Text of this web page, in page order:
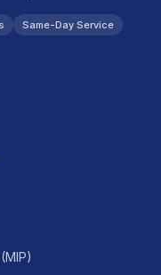
Same-Day Service